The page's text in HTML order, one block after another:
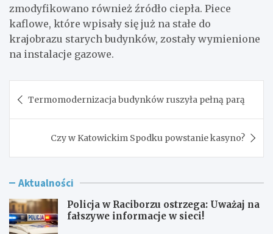
zmodyfikowano również źródło ciepła. Piece
kaflowe, które wpisały się już na stałe do
krajobrazu starych budynków, zostały wymienione
na instalacje gazowe.
wpisu
Termomodernizacja budynków ruszyła pełną parą
Czy w Katowickim Spodku powstanie kasyno?
Aktualności
Policja w Raciborzu ostrzega: Uważaj na
fałszywe informacje w sieci!